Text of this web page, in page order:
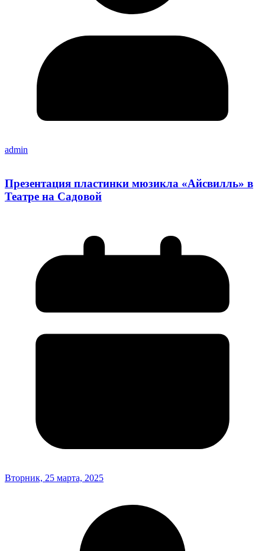
admin
Презентация пластинки мюзикла «Айсвилль» в
Театре на Садовой
Вторник, 25 марта, 2025